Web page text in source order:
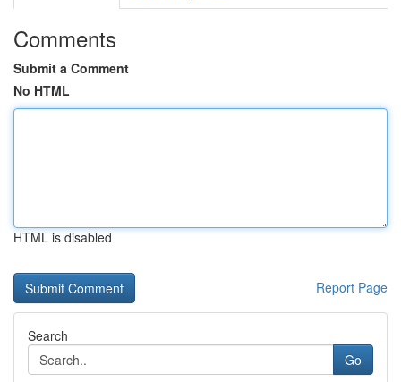
Comments
Submit a Comment
No HTML
HTML is disabled
Report Page
Search
Go